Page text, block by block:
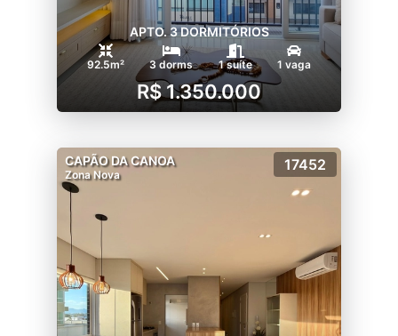
APTO. 3 DORMITÓRIOS
92.5m² 3 dorms 1 suíte 1 vaga
R$ 1.350.000
CAPÃO DA CANOA
Zona Nova
17452